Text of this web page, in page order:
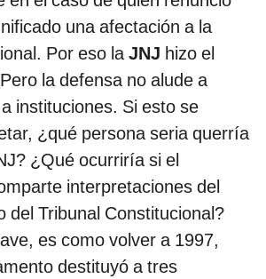
una afectación a la
Por eso laJNJ hizo el
la defensa no alude a
instituciones. Si esto se
¿qué persona seria querría
¿Qué ocurriría si el
interpretaciones del
del Tribunal Constitucional?
es como volver a 1997,
destituyó a tres